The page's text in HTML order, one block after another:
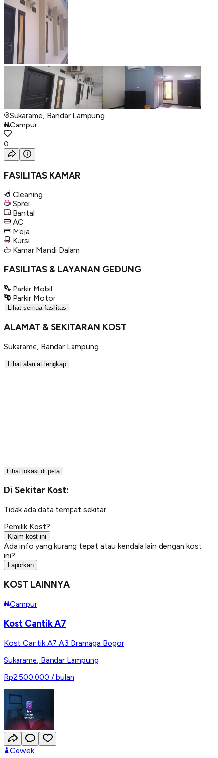
Sukarame, Bandar Lampung
Campur
0
FASILITAS KAMAR
Cleaning
Sprei
Bantal
AC
Meja
Kursi
Kamar Mandi Dalam
FASILITAS & LAYANAN GEDUNG
Parkir Mobil
Parkir Motor
Lihat semua fasilitas
ALAMAT & SEKITARAN KOST
Sukarame Bandar Lampung
Lihat alamat lengkap
Lihat lokasi di peta
Di Sekitar Kost:
Tidak ada data tempat sekitar.
Pemilik Kost?
Klaim kost ini
Ada info yang kurang tepat atau kendala lain dengan kost
ini?
Laporkan
KOST LAINNYA
Campur
Kost Cantik A7
Kost Cantik A7 A3 Dramaga Bogor
Sukarame Bandar Lampung
Rp2.500.000 / bulan
Cewek